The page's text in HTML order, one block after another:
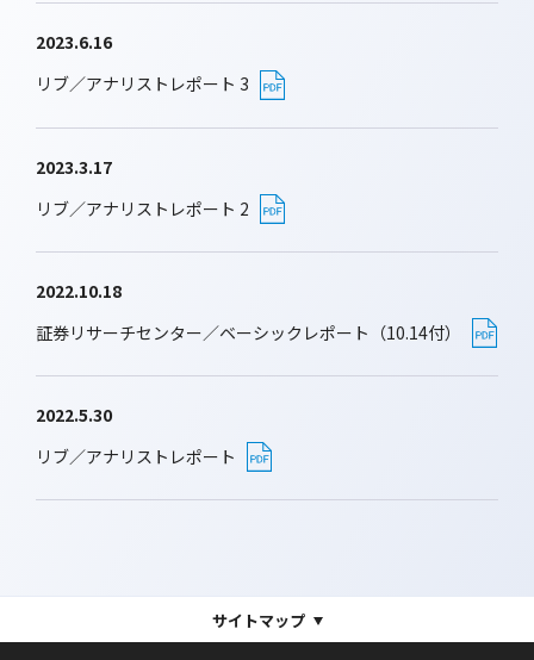
2023.6.16
リブ／アナリストレポート 3
2023.3.17
リブ／アナリストレポート 2
2022.10.18
証券リサーチセンター／ベーシックレポート（10.14付）
2022.5.30
リブ／アナリストレポート
サイトマップ